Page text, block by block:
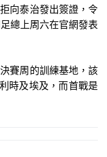
向泰治發出簽證，令
總上周六在官網發表
賽周的訓練基地，該
時及埃及，而首戰是